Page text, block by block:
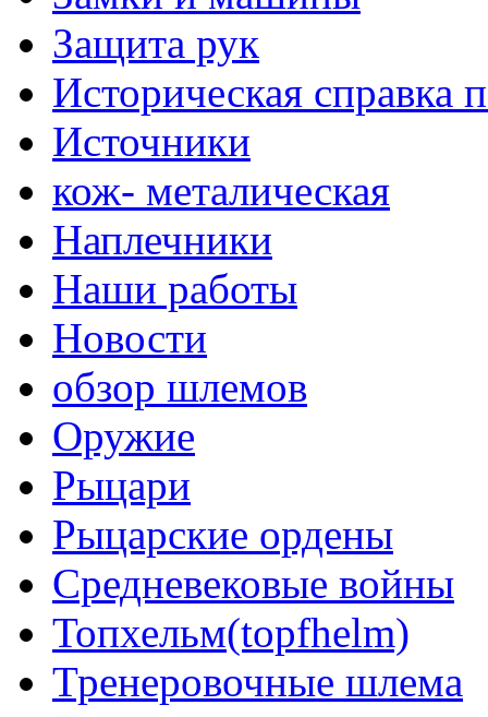
Защита рук
Историческая справка
Источники
кож- металическая
Наплечники
Наши работы
Новости
обзор шлемов
Оружие
Рыцари
Рыцарские ордены
Средневековые войны
Топхельм(topfhelm)
Тренеровочные шлема